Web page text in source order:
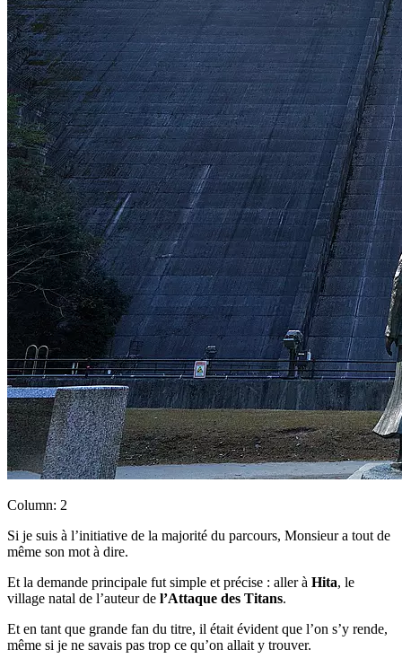
Column: 2
Si je suis à l’initiative de la majorité du parcours, Monsieur a tout de
même son mot à dire.
Et la demande principale fut simple et précise : aller à Hita, le
village natal de l’auteur de l’Attaque des Titans.
Et en tant que grande fan du titre, il était évident que l’on s’y rende,
même si je ne savais pas trop ce qu’on allait y trouver.